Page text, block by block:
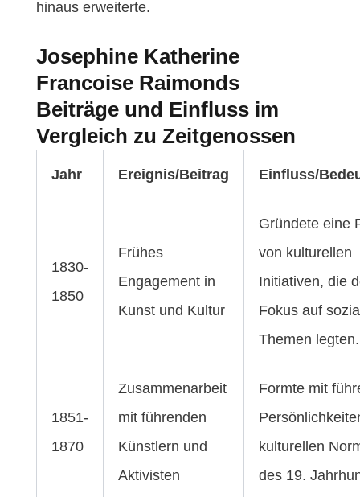
hinaus erweiterte.
Josephine Katherine
Francoise Raimonds
Beiträge und Einfluss im
Vergleich zu Zeitgenossen
Jahr Ereignis/Beitrag Einfluss/
1830-
1850
Frühes
Engagement in
Kunst und Kultur
Gründete eine
von kulturellen
Initiativen, die
Fokus auf
Themen legten.
1851-
1870
Zusammenarbeit
mit führenden
Künstlern und
Aktivisten
Formte mit
kulturellen
des 19.